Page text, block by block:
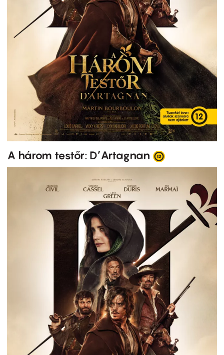
A három testőr: D’Artagnan